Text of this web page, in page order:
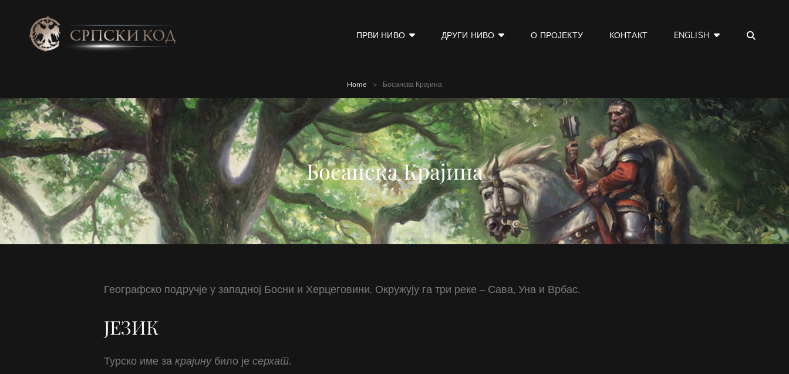
ПРВИ НИВО ДРУГИ НИВО О ПРОЈЕКТУ КОНТАКТ ENGLISH
Home > Босанска Крајина
Босанска Крајина
Географско подручје у западној Босни и Херцеговини. Окружују га три реке – Сава, Уна и Врбас.
ЈЕЗИК
Турско име за крајинубило је серхат.